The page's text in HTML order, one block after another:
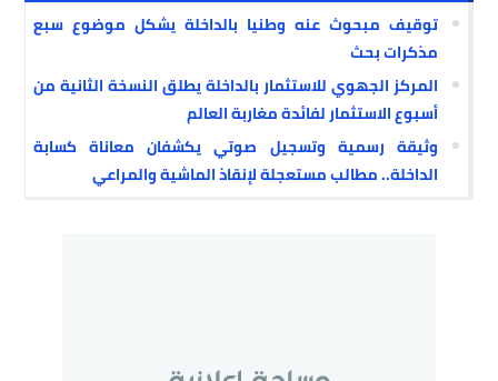
توقيف مبحوث عنه وطنيا بالداخلة يشكل موضوع سبع
مذكرات بحث
المركز الجهوي للاستثمار بالداخلة يطلق النسخة الثانية من
أسبوع الاستثمار لفائدة مغاربة العالم
وثيقة رسمية وتسجيل صوتي يكشفان معاناة كسابة
الداخلة.. مطالب مستعجلة لإنقاذ الماشية والمراعي